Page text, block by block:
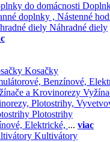
doplnky , Nástenné
Náhradné diely
Kosačky
Benzínové,
Plotostrihy,
Plotostrihy
Elektrické, ... viac
Kultivátory